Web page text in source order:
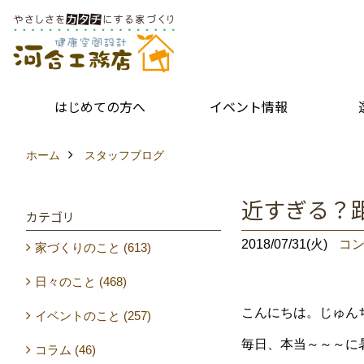
はじめての方へ イベント情報
ホーム スタッフブログ
近すぎる
2018/07/31(火) コ
こんにちは。じゅん
毎日、本当～～～に
カテゴリ
家づくりのこと (613)
日々のこと (468)
イベントのこと (257)
コラム (46)